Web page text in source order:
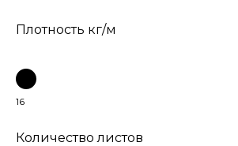
Плотность кг/м
16
Количество листов